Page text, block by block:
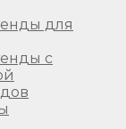
для
с